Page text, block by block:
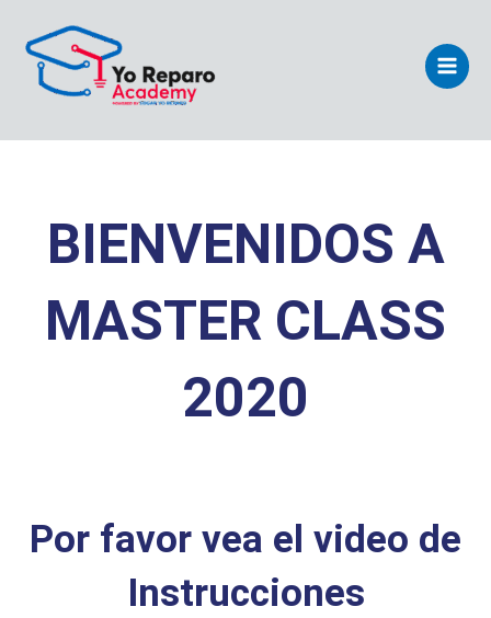
contenido
Menu
BIENVENIDOS A
MASTER CLASS
2020
Por favor vea el video de
Instrucciones